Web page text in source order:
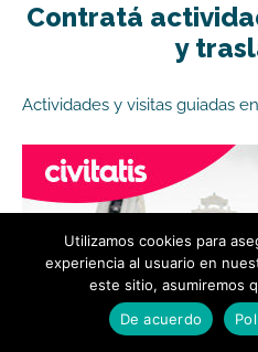
Contratá
y
Actividades y visitas guiadas
Utilizamos cookies para
experiencia al usuario en
este sitio, asumiremos
De acuerdo